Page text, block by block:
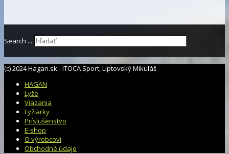
Search ...
(c) 2024 Hagan.sk - ITOCA Sport, Liptovský Mikuláš
HAGAN
Lyže
Viazania
Lyžiarky
Príslušenstvo
E-shop
O výrobcovi
Obchodné údaje